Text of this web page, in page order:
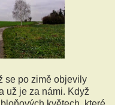
se po zimě objevily
už je za námi. Když